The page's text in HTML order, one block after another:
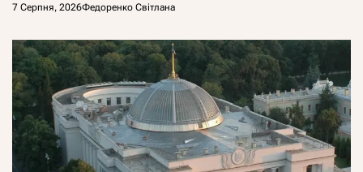
7 Серпня, 2026Федоренко Світлана